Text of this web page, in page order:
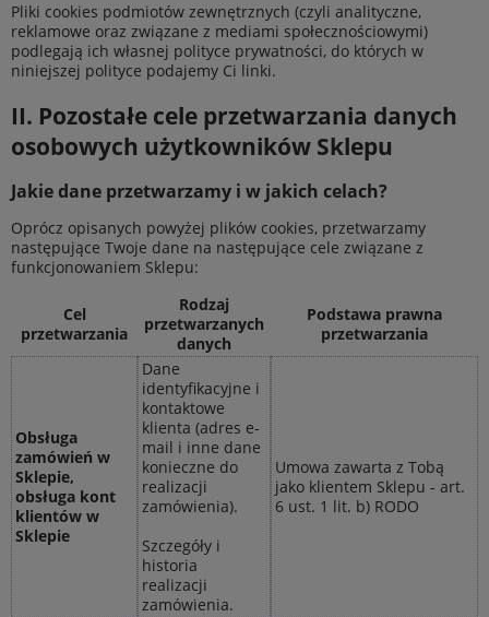
Pliki cookies podmiotów zewnętrznych (czyli analityczne,
reklamowe oraz związane z mediami społecznościowymi)
podlegają ich własnej polityce prywatności, do których w
niniejszej polityce podajemy Ci linki.
II. Pozostałe cele przetwarzania danych
osobowych użytkowników Sklepu
Jakie dane przetwarzamy i w jakich celach?
Oprócz opisanych powyżej plików cookies, przetwarzamy
następujące Twoje dane na następujące cele związane z
funkcjonowaniem Sklepu:
Cel
przetwarzania
Rodzaj
przetwarzanych
danych
Podstawa prawna
przetwarzania
Obsługa
zamówień w
Sklepie,
obsługa kont
klientów w
Sklepie
Dane
identyfikacyjne i
kontaktowe
klienta (adres e-
mail i inne dane
konieczne do
realizacji
zamówienia).
Szczegóły i
historia
realizacji
zamówienia.
Umowa zawarta z Tobą
jako klientem Sklepu - art.
6 ust. 1 lit. b) RODO